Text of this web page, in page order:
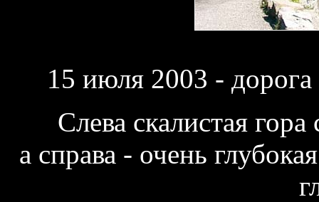
15 июля 2003 -
Слева скалистая
а справа - очень